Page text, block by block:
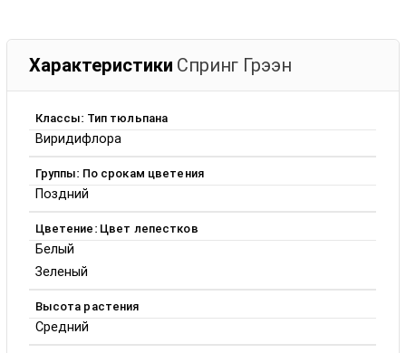
Характеристики Спринг Грээн
Классы: Тип тюльпана
Виридифлора
Группы: По срокам цветения
Поздний
Цветение: Цвет лепестков
Белый
Зеленый
Высота растения
Средний